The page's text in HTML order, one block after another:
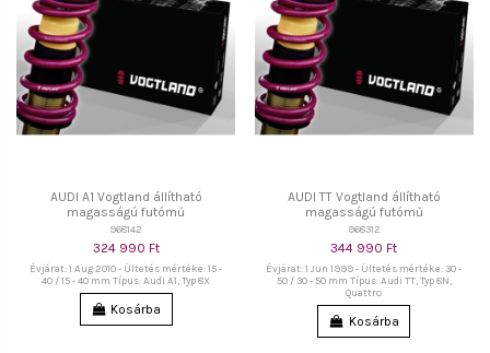
AUDI A1 Vogtland állítható
magasságú futómű
968142
324 990 Ft
Évjárat: 1 Aug 2010 - Ültetés mértéke: 15 -
40 / 15 - 40 mm Típus: Audi A1, Typ 8X
Kosárba
AUDI TT Vogtland állítható
magasságú futómű
968312
344 990 Ft
Évjárat: 1 Jun 1999 - Ültetés mértéke: 30 -
50 / 30 - 50 mm Típus: Audi TT, Typ 8N,
Quattro
Kosárba